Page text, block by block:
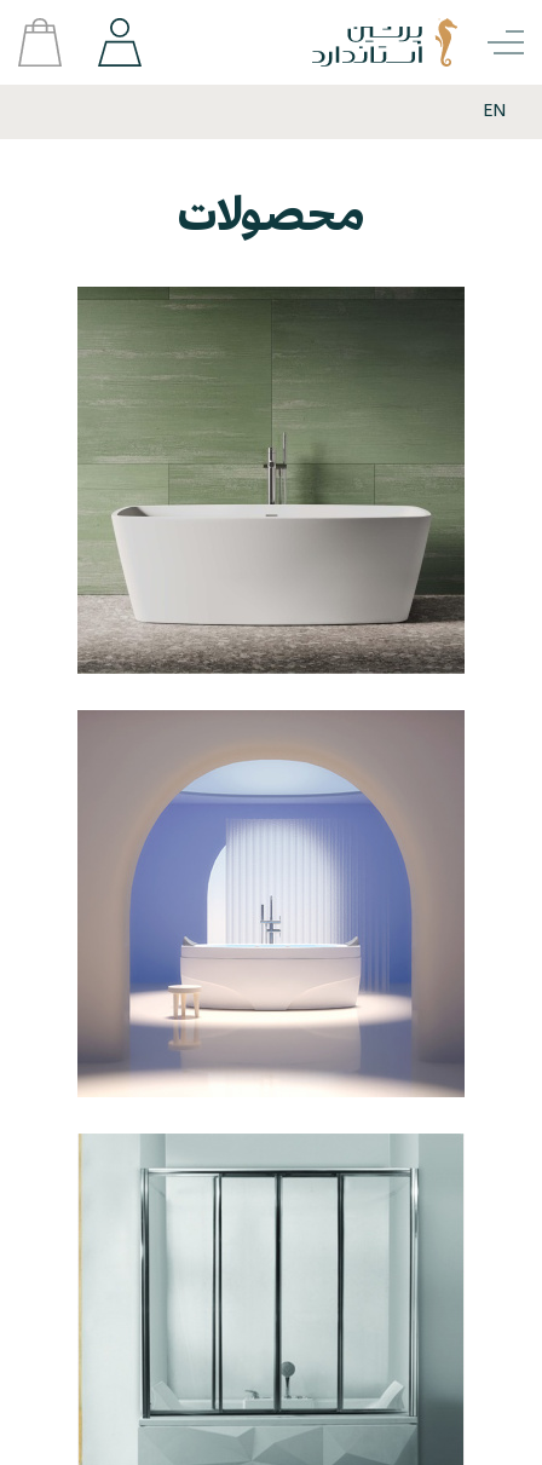
EN
محصولات